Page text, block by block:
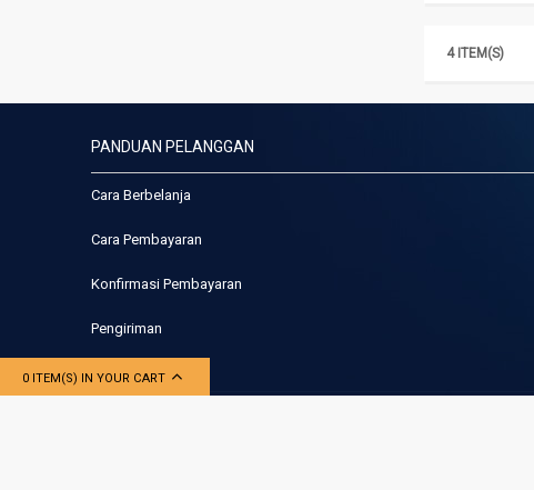
4 ITEM(S)
PANDUAN PELANGGAN
Cara Berbelanja
Cara Pembayaran
Konfirmasi Pembayaran
Pengiriman
0 ITEM(S) IN YOUR CART